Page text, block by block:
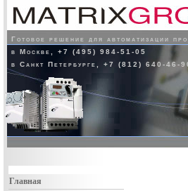
Готовое решение для автоматизации
в Москве, +7 (495) 984-51-05
в Санкт Петербурге, +7 (812) 640-46-
Главная